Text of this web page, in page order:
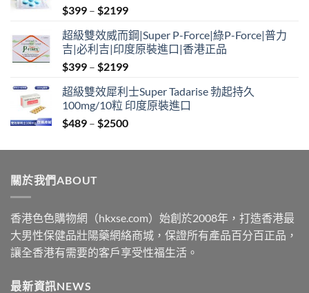
$399 – $2199Price
$399
through
$2199
超級雙效威而鋼|Super P-Force|綠P-Force|普力
吉|必利吉|印度原裝進口|香港正品
$399 – $2199Price
$399
through
$2199
超級雙效犀利士Super Tadarise 勃起持久
100mg/10粒 印度原裝進口
$489 – $2500Price
$489
關於我們ABOUT
香港色色購物網（hkxse.com）始創於2008年，打造香港最
大男性保健品壯陽藥網絡商城，保證所有產品百分百正品，
讓全香港有需要的客戶享受性福生活。
最新資訊NEWS